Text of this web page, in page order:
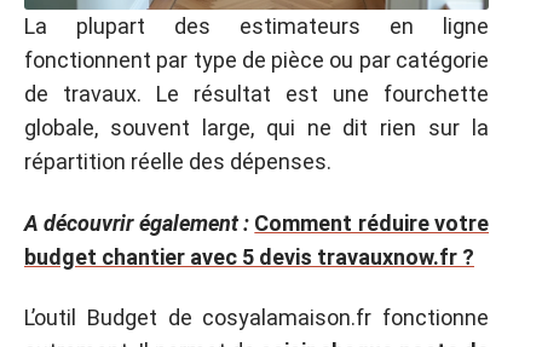
La plupart des estimateurs en ligne
fonctionnent par type de pièce ou par catégorie
de travaux. Le résultat est une fourchette
globale, souvent large, qui ne dit rien sur la
répartition réelle des dépenses.
A découvrir également : Comment réduire votre
budget chantier avec 5 devis travauxnow.fr ?
L’outil Budget de cosyalamaison.fr fonctionne